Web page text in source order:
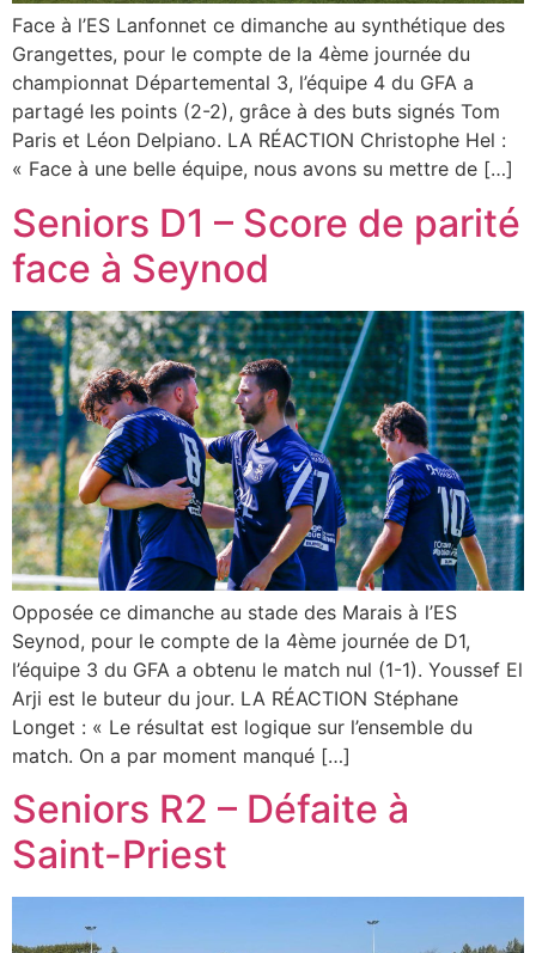
Face à l’ES Lanfonnet ce dimanche au synthétique des
Grangettes, pour le compte de la 4ème journée du
championnat Départemental 3, l’équipe 4 du GFA a
partagé les points (2-2), grâce à des buts signés Tom
Paris et Léon Delpiano. LA RÉACTION Christophe Hel :
« Face à une belle équipe, nous avons su mettre de […]
Seniors D1 – Score de parité
face à Seynod
Opposée ce dimanche au stade des Marais à l’ES
Seynod, pour le compte de la 4ème journée de D1,
l’équipe 3 du GFA a obtenu le match nul (1-1). Youssef El
Arji est le buteur du jour. LA RÉACTION Stéphane
Longet : « Le résultat est logique sur l’ensemble du
match. On a par moment manqué […]
Seniors R2 – Défaite à
Saint-Priest